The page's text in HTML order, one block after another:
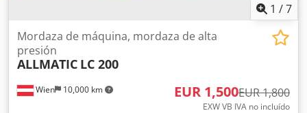
1 /7
Wien 10,000 km
Mordaza de máquina, mordaza de alta
presión
ALLMATIC LC 200
EUR 1,500EUR 1,800
EXW VB IVA no incluído